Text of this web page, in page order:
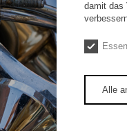
damit das
Alle